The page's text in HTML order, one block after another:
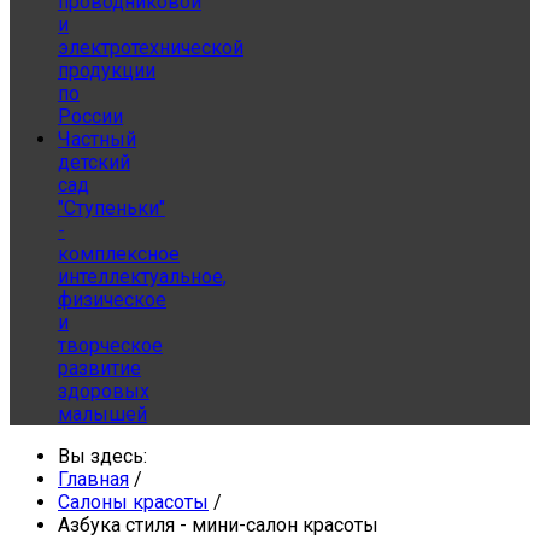
и
электротехнической
продукции
по
России
Частный
детский
сад
"Ступеньки"
-
комплексное
интеллектуальное,
физическое
и
творческое
развитие
здоровых
малышей
Вы здесь:
Главная /
Салоны красоты /
Азбука стиля - мини-салон красоты